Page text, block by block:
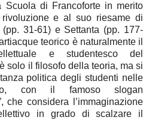
Scuola di Francoforte in merito
e al suo riesame di
31-61) e Settanta (pp. 177-
teorico è naturalmente il
e studentesco del
solo il filosofo della teoria, ma si
politica degli studenti nelle
con il famoso slogan
che considera l’immaginazione
in grado di scalzare il